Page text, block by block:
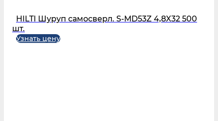
HILTI Шуруп самосверл. S-MD53Z 4,8X32 500
шт.
Узнать цену